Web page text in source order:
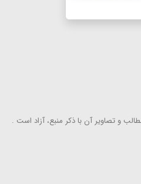
و تصاویر آن با ذكر منبع، آزاد است .